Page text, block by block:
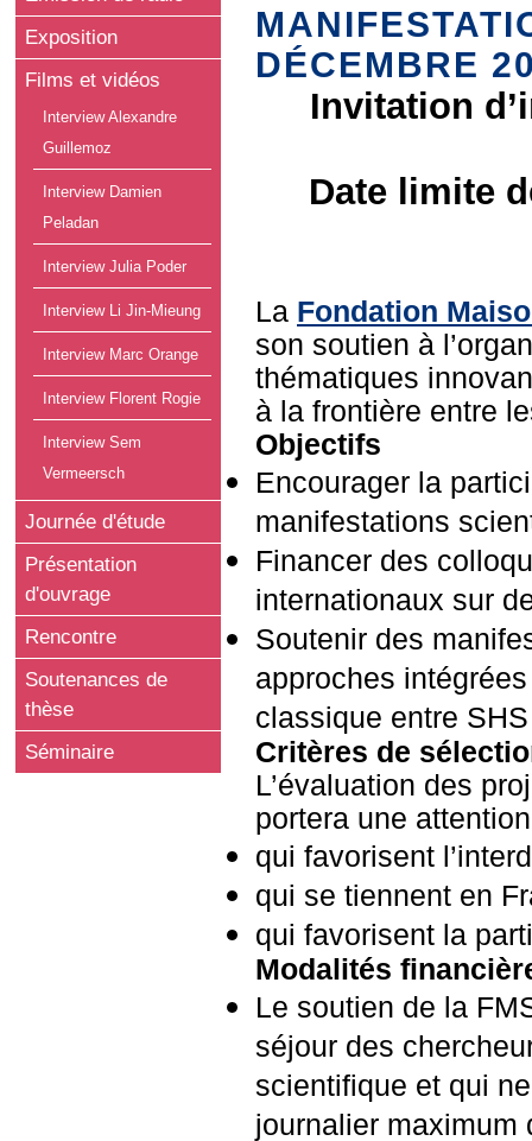
Exposition
Films et vidéos
Interview Alexandre
Guillemoz
Interview Damien
Peladan
Interview Julia Poder
Interview Li Jin-Mieung
Interview Marc Orange
Interview Florent Rogie
Interview Sem
Vermeersch
Journée d'étude
Présentation
d'ouvrage
Rencontre
Soutenances de
thèse
Séminaire
DÉCEMBRE
Invitation
Date limite
La Fondation
son soutien à
thématiques
à la frontière entre
Objectifs
Encourager la
manifestations
Financer des
internationaux sur
Soutenir des
approches
classique entre
Critères de
L’évaluation des
portera une
qui favorisent
qui se tiennent en
qui favorisent la
Modalités
Le soutien de la
séjour des
scientifique et qui
journalier maximum